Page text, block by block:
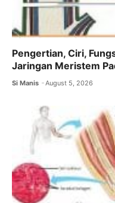
Pengertian, Ciri,
Jaringan Meristem
Si Manis August 5, 2026